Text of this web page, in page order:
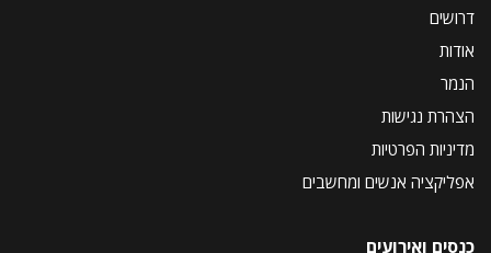
דרושים
אודות
הנמר
הצהרת נגישות
מדיניות הפרטיות
אפליקציה אנשים ומחשבים
כנסים ואירועים